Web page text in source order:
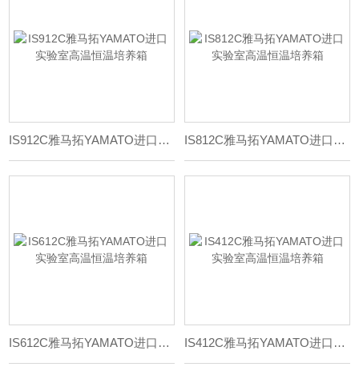
IS912C雅马拓YAMATO进口实验室高温恒温培养箱 IS812C雅马拓YAMATO进口实验室高温恒温培养箱
IS612C雅马拓YAMATO进口实验室高温恒温培养箱 IS412C雅马拓YAMATO进口实验室高温恒温培养箱